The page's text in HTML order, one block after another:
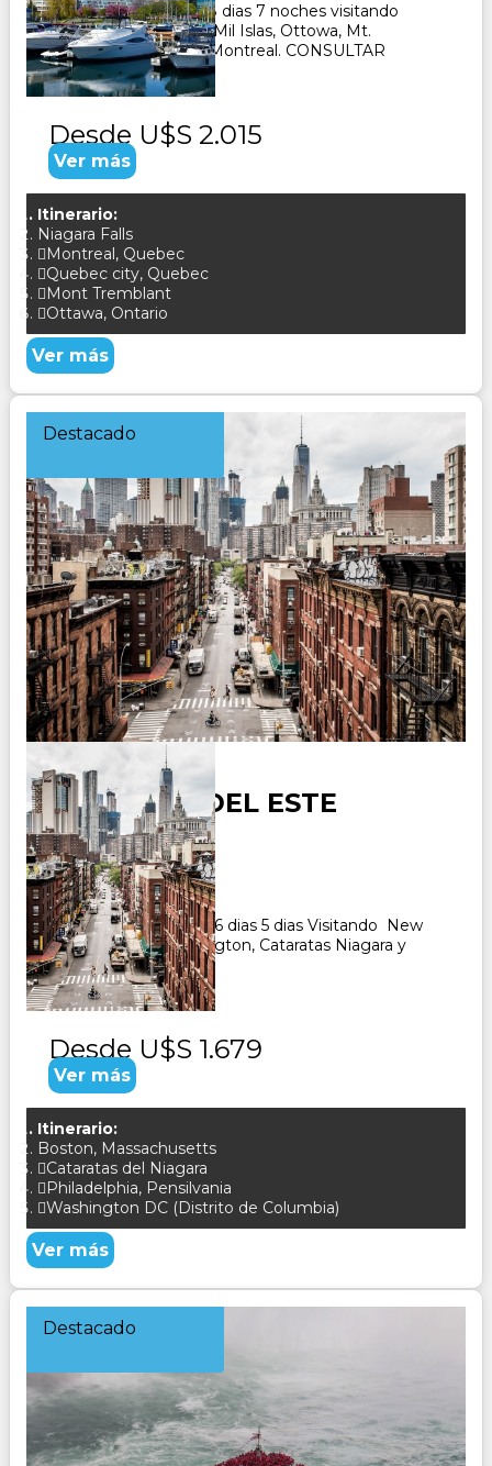
Paquete Turistico de 8 dias 7 noches visitando
Toronto, Niagara Falls, Mil Islas, Ottowa, Mt.
Tremblant, Quebec y Montreal. CONSULTAR
Desde U$S 2.015
Ver más
Itinerario:
Niagara Falls
Montreal, Quebec
Quebec city, Quebec
Mont Tremblant
Ottawa, Ontario
Ver más
Destacado
USA JOYAS DEL ESTE
Duración:
6Días5Noches
Paquetes Turistico de 6 dias 5 dias Visitando New
York, Filadelfia, Washington, Cataratas Niagara y
Boston. CONSULTAR
Desde U$S 1.679
Ver más
Itinerario:
Boston, Massachusetts
Cataratas del Niagara
Philadelphia, Pensilvania
Washington DC (Distrito de Columbia)
Ver más
Destacado